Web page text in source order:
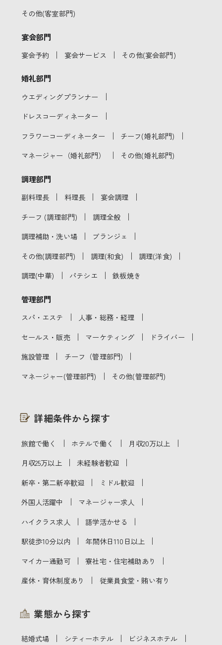
その他(客室部門)
宴会部門
宴会予約 ｜ 宴会サービス ｜ その他(宴会部門)
婚礼部門
ウエディングプランナー ｜
ドレスコーディネーター ｜
フラワーコーディネーター ｜ チーフ(婚礼部門) ｜
マネージャー（婚礼部門） ｜ その他(婚礼部門)
調理部門
副料理長 ｜ 料理長 ｜ 宴会調理 ｜
チーフ (調理部門) ｜ 調理全般 ｜
調理補助・洗い場 ｜ ブランジェ ｜
その他(調理部門) ｜ 調理(和食) ｜ 調理(洋食) ｜
調理(中華) ｜ パテシエ ｜ 鉄板焼き
管理部門
スパ・エステ ｜ 人事・総務・経理 ｜
セールス・販売 ｜ マーケティング ｜ ドライバー ｜
施設管理 ｜ チーフ（管理部門) ｜
マネージャー(管理部門) ｜ その他(管理部門)
詳細条件から探す
旅館で働く ｜ ホテルで働く ｜ 月収20万以上 ｜
月収25万以上 ｜ 未経験者歓迎 ｜
新卒・第二新卒歓迎 ｜ ミドル歓迎 ｜
外国人活躍中 ｜ マネージャー求人 ｜
ハイクラス求人 ｜ 語学活かせる ｜
駅徒歩10分以内 ｜ 年間休日110日以上 ｜
マイカー通勤可 ｜ 寮社宅・住宅補助あり ｜
産休・育休制度あり ｜ 従業員食堂・賄い有り
業態から探す
結婚式場 ｜ シティーホテル ｜ ビジネスホテル ｜